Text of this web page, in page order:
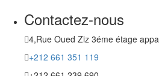
Contactez-nous
4,Rue Oued Ziz 3éme étage
+212 661 351 119